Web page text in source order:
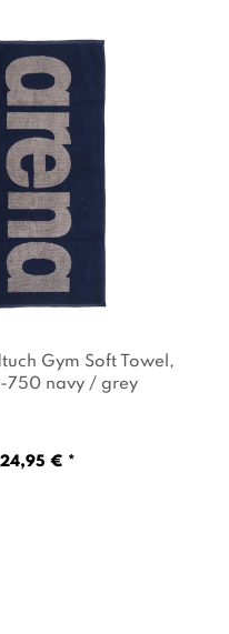
Gym Soft Towel ,
750 navy / grey
24,95 € *